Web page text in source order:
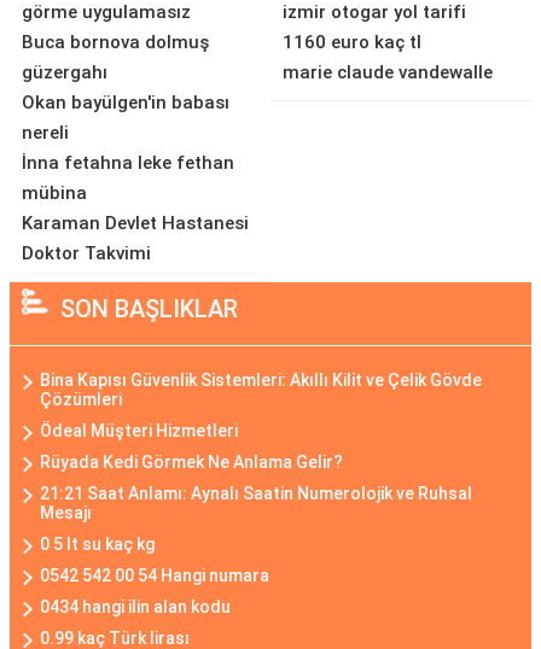
görme uygulamasız
Buca bornova dolmuş
güzergahı
Okan bayülgen'in babası
nereli
İnna fetahna leke fethan
mübina
Karaman Devlet Hastanesi
Doktor Takvimi
izmir otogar yol tarifi
1160 euro kaç tl
marie claude vandewalle
SON BAŞLIKLAR
Bina Kapısı Güvenlik Sistemleri: Akıllı Kilit ve Çelik Gövde
Çözümleri
Ödeal Müşteri Hizmetleri
Rüyada Kedi Görmek Ne Anlama Gelir?
21:21 Saat Anlamı: Aynalı Saatin Numerolojik ve Ruhsal
Mesajı
0 5 lt su kaç kg
0542 542 00 54 Hangi numara
0434 hangi ilin alan kodu
0.99 kaç Türk lirası